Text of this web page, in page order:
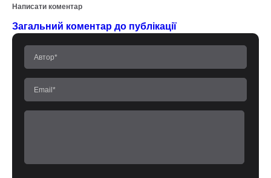
Написати коментар
Загальний коментар до публікації